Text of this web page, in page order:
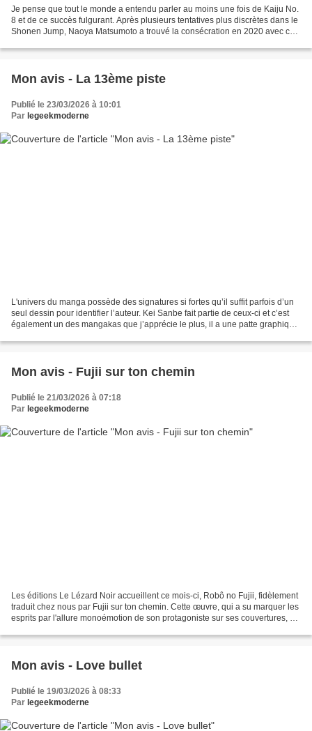
Je pense que tout le monde a entendu parler au moins une fois de Kaiju No.
8 et de ce succès fulgurant. Après plusieurs tentatives plus discrètes dans le
Shonen Jump, Naoya Matsumoto a trouvé la consécration en 2020 avec ce
Mon avis - La 13ème piste
Publié le 23/03/2026 à 10:01
Par legeekmoderne
L'univers du manga possède des signatures si fortes qu’il suffit parfois d’un
seul dessin pour identifier l’auteur. Kei Sanbe fait partie de ceux-ci et c’est
également un des mangakas que j’apprécie le plus, il a une patte graphique
Mon avis - Fujii sur ton chemin
Publié le 21/03/2026 à 07:18
Par legeekmoderne
Les éditions Le Lézard Noir accueillent ce mois-ci, Robô no Fujii, fidèlement
traduit chez nous par Fujii sur ton chemin. Cette œuvre, qui a su marquer les
esprits par l'allure monoémotion de son protagoniste sur ses couvertures, et
Mon avis - Love bullet
Publié le 19/03/2026 à 08:33
Par legeekmoderne